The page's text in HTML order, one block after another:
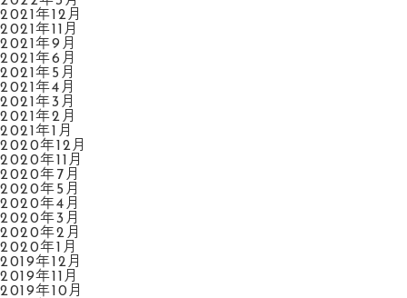
2021年12月
2021年11月
2021年9月
2021年6月
2021年5月
2021年4月
2021年3月
2021年2月
2021年1月
2020年12月
2020年11月
2020年7月
2020年5月
2020年4月
2020年3月
2020年2月
2020年1月
2019年12月
2019年11月
2019年10月